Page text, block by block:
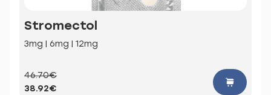
Stromectol
3mg | 6mg | 12mg
46.70€
38.92€